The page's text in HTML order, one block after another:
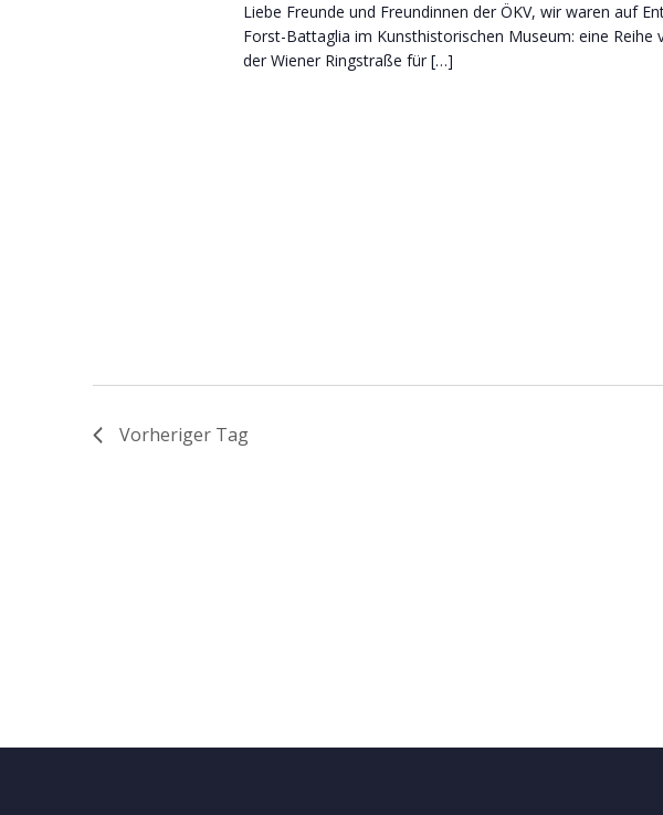
Liebe Freunde und Freundinnen der ÖKV, wir waren auf
Forst-Battaglia im Kunsthistorischen Museum: eine Reihe
der Wiener Ringstraße für […]
Vorheriger Tag